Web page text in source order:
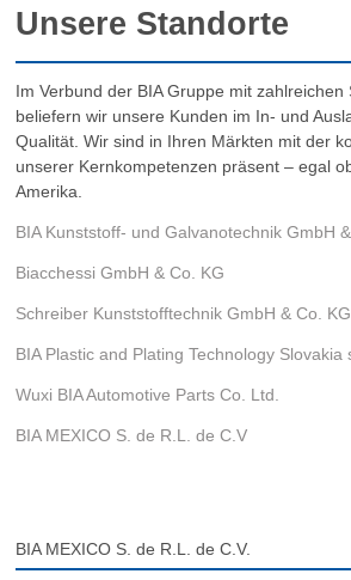
Unsere Standorte
Im Verbund der BIA Gruppe mit zahlreichen
beliefern wir unsere Kunden im In- und
Qualität. Wir sind in Ihren Märkten mit der
unserer Kernkompetenzen präsent – egal
Amerika.
BIA Kunststoff- und Galvanotechnik GmbH
Biacchessi GmbH & Co. KG
Schreiber Kunststofftechnik GmbH & Co. KG
BIA Plastic and Plating Technology Slovakia
Wuxi BIA Automotive Parts Co. Ltd.
BIA MEXICO S. de R.L. de C.V
BIA MEXICO S. de R.L. de C.V.